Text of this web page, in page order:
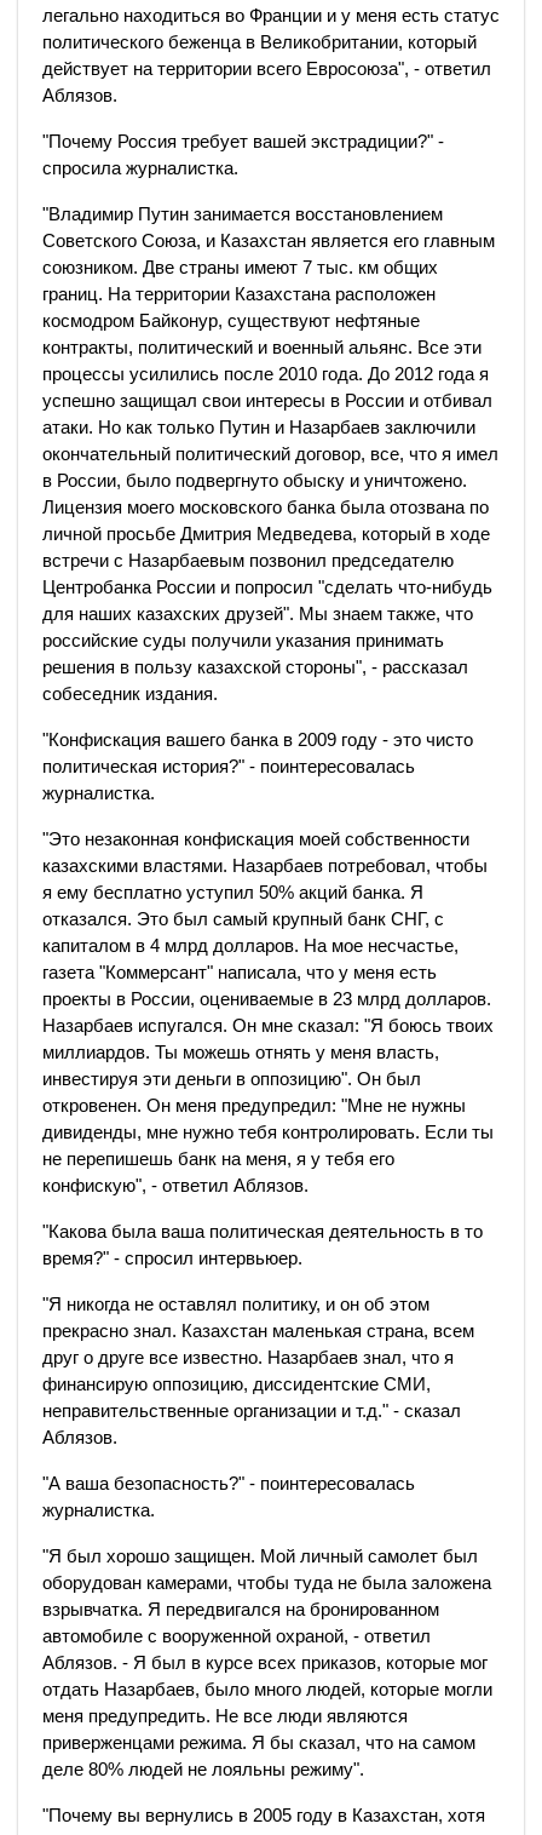
легально находиться во Франции и у меня есть статус
политического беженца в Великобритании, который
действует на территории всего Евросоюза", - ответил
Аблязов.
"Почему Россия требует вашей экстрадиции?" -
спросила журналистка.
"Владимир Путин занимается восстановлением
Советского Союза, и Казахстан является его главным
союзником. Две страны имеют 7 тыс. км общих
границ. На территории Казахстана расположен
космодром Байконур, существуют нефтяные
контракты, политический и военный альянс. Все эти
процессы усилились после 2010 года. До 2012 года я
успешно защищал свои интересы в России и отбивал
атаки. Но как только Путин и Назарбаев заключили
окончательный политический договор, все, что я имел
в России, было подвергнуто обыску и уничтожено.
Лицензия моего московского банка была отозвана по
личной просьбе Дмитрия Медведева, который в ходе
встречи с Назарбаевым позвонил председателю
Центробанка России и попросил "сделать что-нибудь
для наших казахских друзей". Мы знаем также, что
российские суды получили указания принимать
решения в пользу казахской стороны", - рассказал
собеседник издания.
"Конфискация вашего банка в 2009 году - это чисто
политическая история?" - поинтересовалась
журналистка.
"Это незаконная конфискация моей собственности
казахскими властями. Назарбаев потребовал, чтобы
я ему бесплатно уступил 50% акций банка. Я
отказался. Это был самый крупный банк СНГ, с
капиталом в 4 млрд долларов. На мое несчастье,
газета "Коммерсант" написала, что у меня есть
проекты в России, оцениваемые в 23 млрд долларов.
Назарбаев испугался. Он мне сказал: "Я боюсь твоих
миллиардов. Ты можешь отнять у меня власть,
инвестируя эти деньги в оппозицию". Он был
откровенен. Он меня предупредил: "Мне не нужны
дивиденды, мне нужно тебя контролировать. Если ты
не перепишешь банк на меня, я у тебя его
конфискую", - ответил Аблязов.
"Какова была ваша политическая деятельность в то
время?" - спросил интервьюер.
"Я никогда не оставлял политику, и он об этом
прекрасно знал. Казахстан маленькая страна, всем
друг о друге все известно. Назарбаев знал, что я
финансирую оппозицию, диссидентские СМИ,
неправительственные организации и т.д." - сказал
Аблязов.
"А ваша безопасность?" - поинтересовалась
журналистка.
"Я был хорошо защищен. Мой личный самолет был
оборудован камерами, чтобы туда не была заложена
взрывчатка. Я передвигался на бронированном
автомобиле с вооруженной охраной, - ответил
Аблязов. - Я был в курсе всех приказов, которые мог
отдать Назарбаев, было много людей, которые могли
меня предупредить. Не все люди являются
приверженцами режима. Я бы сказал, что на самом
деле 80% людей не лояльны режиму".
"Почему вы вернулись в 2005 году в Казахстан, хотя